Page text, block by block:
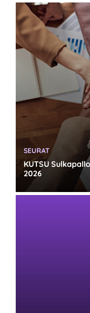
KUTSU
2026
KATEGORIA:
SEURAT